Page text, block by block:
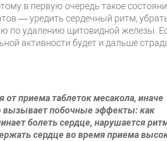
в первую очередь такое
— уредить сердечный ритм,
по удалению щитовидной железы.
активности будет и дальше
приема таблеток месакола, иначе
вызывает побочные эффекты: как
болеть сердце, нарушается
сердце во время приема